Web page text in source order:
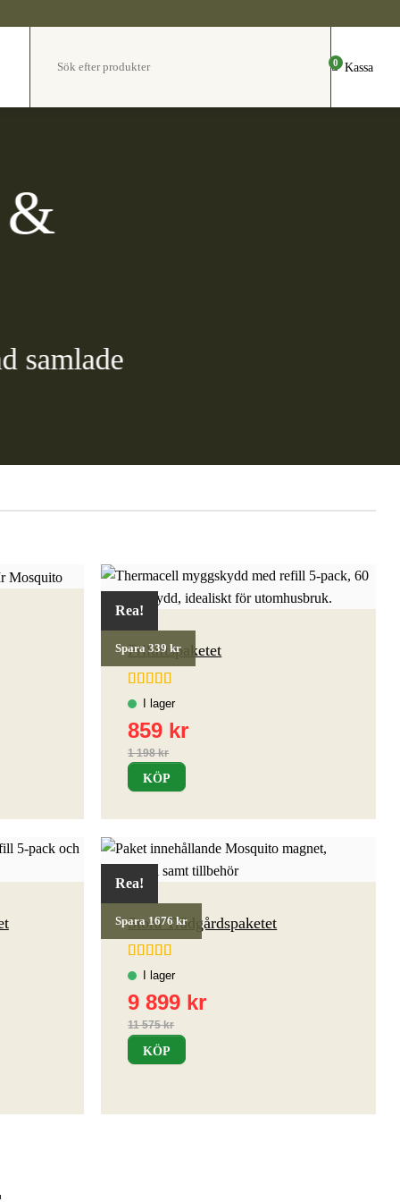
Kassa
0
&
samlade
Rea!
Spara 339 kr
Friluftspaketet
Betygsatt
av 5
KÖP
Rea!
Spara 1676 kr
Stora Trädgårdspaketet
Betygsatt
av 5
KÖP